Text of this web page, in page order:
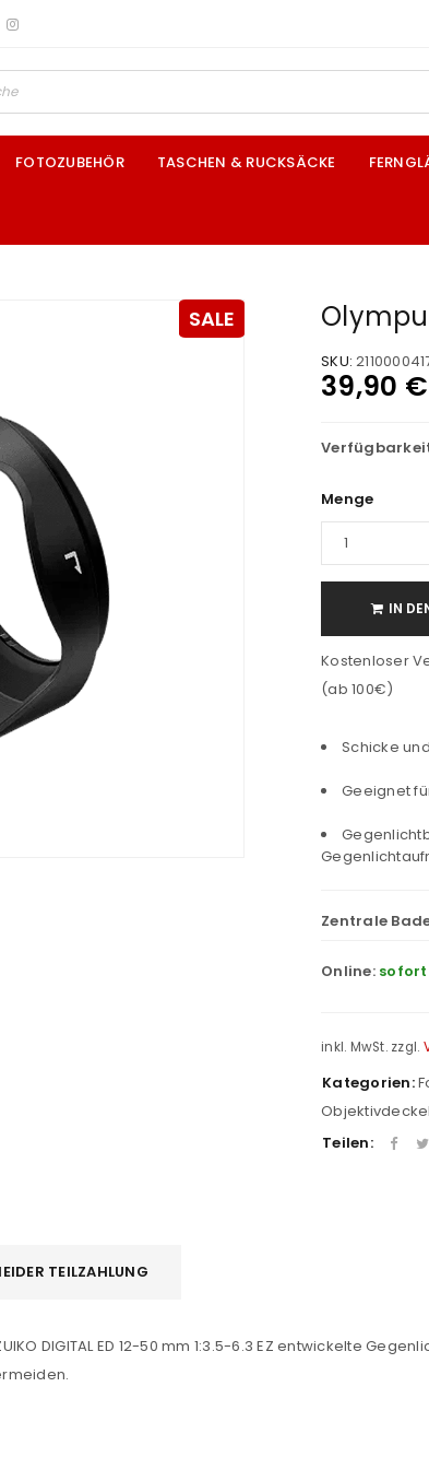
FOTOZUBEHÖR TASCHEN & RUCKSÄCKE
SALE
SKU:
39,90 €
Menge
IN
Kostenloser
(ab 100€)
Schicke
Geeignet
Zentrale
Online:
inkl. MwSt. zzgl.
Kategorien:
Objektivdeckel
Teilen:
TEILZAHLUNG
DIGITAL ED 12-50 mm 1:3.5-6.3 EZ entwickelte